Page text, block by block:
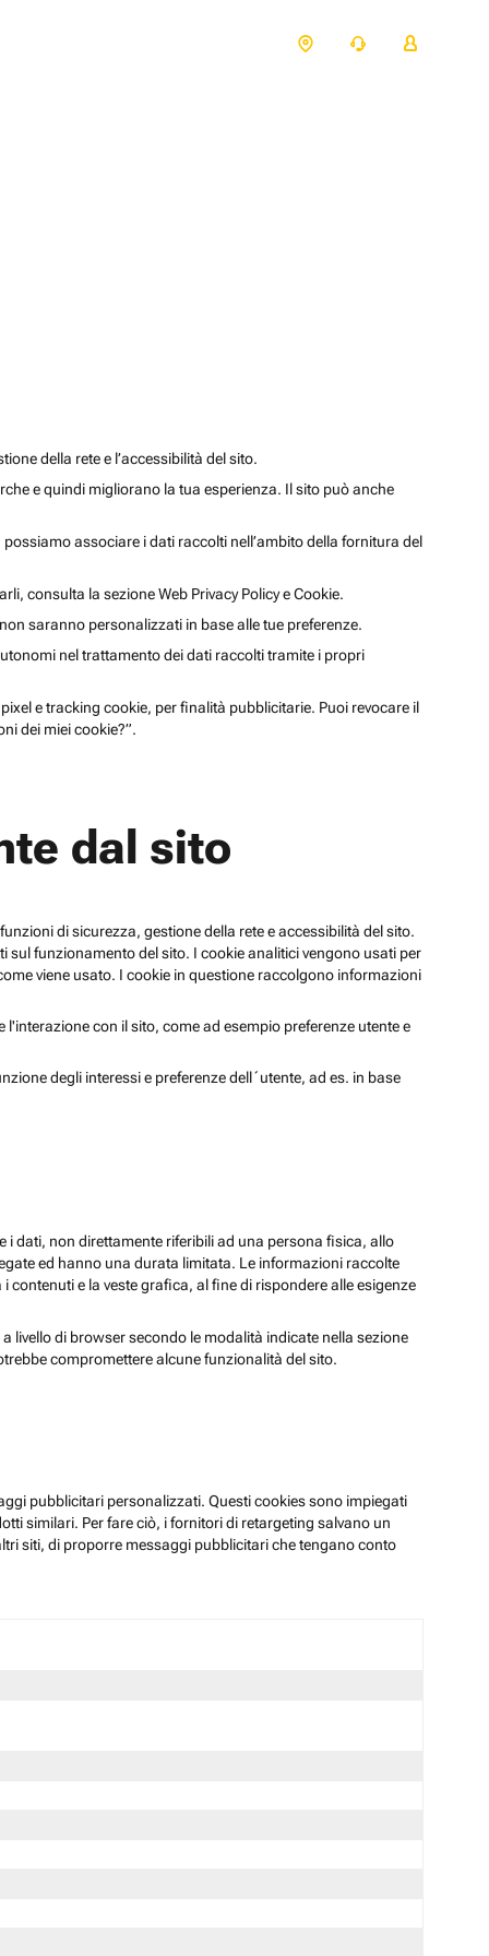
della rete e l’accessibilità del sito.
e quindi migliorano la tua esperienza. Il sito può anche
associare i dati raccolti nell’ambito della fornitura del
consulta la sezione Web Privacy Policy e Cookie.
saranno personalizzati in base alle tue preferenze.
nel trattamento dei dati raccolti tramite i propri
e tracking cookie, per finalità pubblicitarie. Puoi revocare il
dei miei cookie?”.
dal sito
di sicurezza, gestione della rete e accessibilità del sito.
funzionamento del sito. I cookie analitici vengono usati per
viene usato. I cookie in questione raccolgono informazioni
con il sito, come ad esempio preferenze utente e
degli interessi e preferenze dell´utente, ad es. in base
i dati, non direttamente riferibili ad una persona fisica, allo
ed hanno una durata limitata. Le informazioni raccolte
e la veste grafica, al fine di rispondere alle esigenze
livello di browser secondo le modalità indicate nella sezione
compromettere alcune funzionalità del sito.
pubblicitari personalizzati. Questi cookies sono impiegati
similari. Per fare ciò, i fornitori di retargeting salvano un
siti, di proporre messaggi pubblicitari che tengano conto